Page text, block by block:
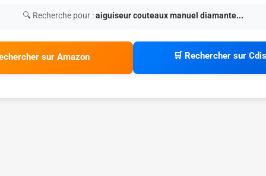
🔍 Recherche pour :aiguiseur couteaux manuel diamante...
sur Amazon 🛒 Rechercher sur